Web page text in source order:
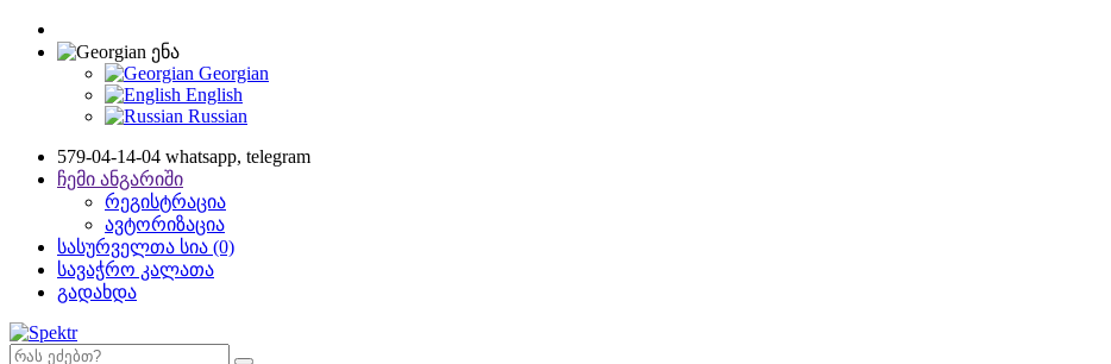
ენა
Georgian
English
Russian
579-04-14-04 whatsapp, telegram
ჩემი ანგარიში
რეგისტრაცია
ავტორიზაცია
სასურველთა სია (0)
სავაჭრო კალათა
გადახდა